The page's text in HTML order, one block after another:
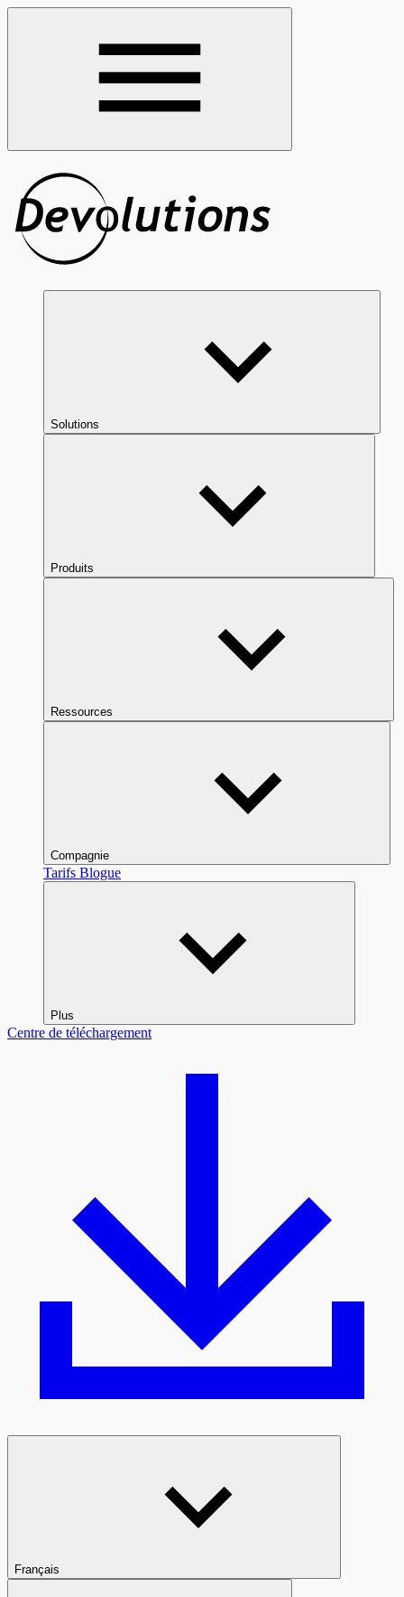
Solutions
Produits
Ressources
Compagnie
Tarifs Blogue
Plus
Centre de téléchargement
Français